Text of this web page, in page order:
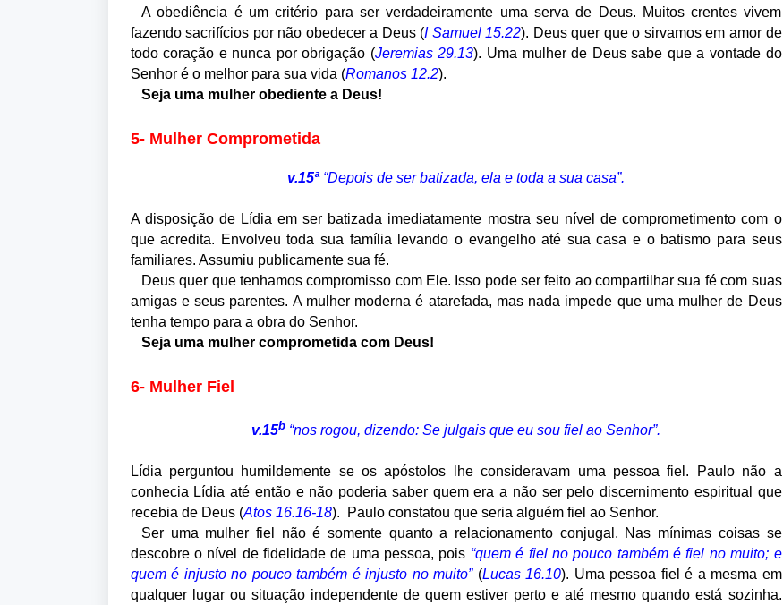
A obediência é um critério para ser verdadeiramente uma serva de Deus. Muitos crentes vivem
fazendo sacrifícios por não obedecer a Deus (I Samuel 15.22). Deus quer que o sirvamos em amor de
todo coração e nunca por obrigação (Jeremias 29.13). Uma mulher de Deus sabe que a vontade do
Senhor é o melhor para sua vida (Romanos 12.2).
Seja uma mulher obediente a Deus!
5- Mulher Comprometida
v.15ª “Depois de ser batizada, ela e toda a sua casa”.
A disposição de Lídia em ser batizada imediatamente mostra seu nível de comprometimento com o
que acredita. Envolveu toda sua família levando o evangelho até sua casa e o batismo para seus
familiares. Assumiu publicamente sua fé.
Deus quer que tenhamos compromisso com Ele. Isso pode ser feito ao compartilhar sua fé com suas
amigas e seus parentes. A mulher moderna é atarefada, mas nada impede que uma mulher de Deus
tenha tempo para a obra do Senhor.
Seja uma mulher comprometida com Deus!
6- Mulher Fiel
v.15b “nos rogou, dizendo: Se julgais que eu sou fiel ao Senhor”.
Lídia perguntou humildemente se os apóstolos lhe consideravam uma pessoa fiel. Paulo não a
conhecia Lídia até então e não poderia saber quem era a não ser pelo discernimento espiritual que
recebia de Deus (Atos 16.16-18). Paulo constatou que seria alguém fiel ao Senhor.
Ser uma mulher fiel não é somente quanto a relacionamento conjugal. Nas mínimas coisas se
descobre o nível de fidelidade de uma pessoa, pois “quem é fiel no pouco também é fiel no muito; e
quem é injusto no pouco também é injusto no muito”(Lucas 16.10). Uma pessoa fiel é a mesma em
qualquer lugar ou situação independente de quem estiver perto e até mesmo quando está sozinha.